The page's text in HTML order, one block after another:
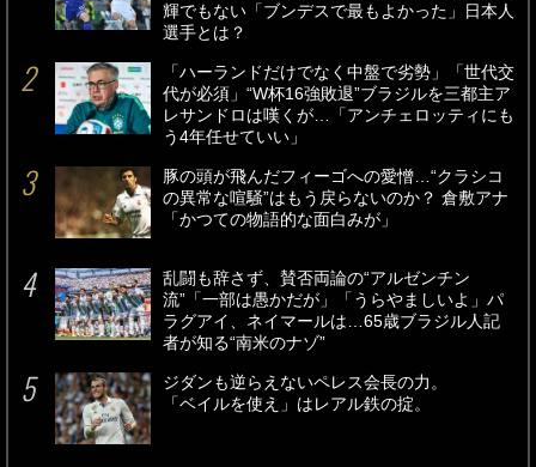
輝でもない「ブンデスで最もよかった」日本人
選手とは？
「ハーランドだけでなく中盤で劣勢」「世代交
代が必須」“W杯16強敗退”ブラジルを三都主ア
レサンドロは嘆くが…「アンチェロッティにも
う4年任せていい」
豚の頭が飛んだフィーゴへの愛憎…“クラシコ
の異常な喧騒”はもう戻らないのか？ 倉敷アナ
「かつての物語的な面白みが」
乱闘も辞さず、賛否両論の“アルゼンチン
流”「一部は愚かだが」「うらやましいよ」パ
ラグアイ、ネイマールは…65歳ブラジル人記
者が知る“南米のナゾ”
ジダンも逆らえないペレス会長の力。
「ベイルを使え」はレアル鉄の掟。